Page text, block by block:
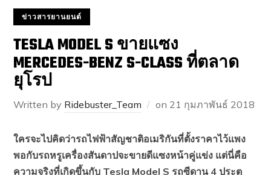
ข่าวสารยานยนต์
TESLA MODEL S ขายแซง
MERCEDES-BENZ S-CLASS ที่ตลาด
ยุโรป
Written by Ridebuster_Team on 21 กุมภาพันธ์ 2018
ใครจะไปคิดว่ารถไฟฟ้าสัญชาติอเมริกันที่ตั้งราคาไว้แพง
พอกับรถหรูเครื่องสันดาปจะขายดีแซงหน้าคู่แข่ง แต่นี่คือ
ความจริงที่เกิดขึ้นกับ Tesla Model S รถซีดาน 4 ประตู